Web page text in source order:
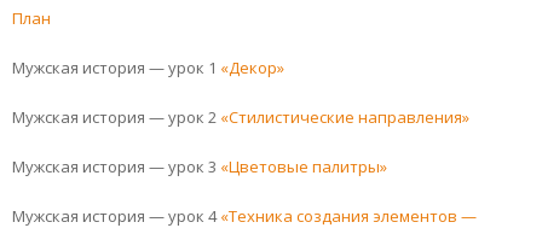
План
Мужская история — урок 1 «Декор»
Мужская история — урок 2 «Стилистические направления»
Мужская история — урок 3 «Цветовые палитры»
Мужская история — урок 4«Техника создания элементов —